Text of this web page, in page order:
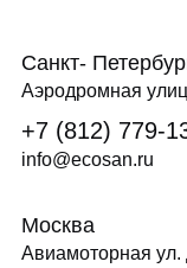
Санкт-
Аэродромная
+7 (812) 779-
info@ecosan.ru
Москва
Авиамоторная ул.